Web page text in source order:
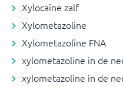
Xylocaïne zalf
Xylometazoline
Xylometazoline FNA
xylometazoline in de
xylometazoline in de